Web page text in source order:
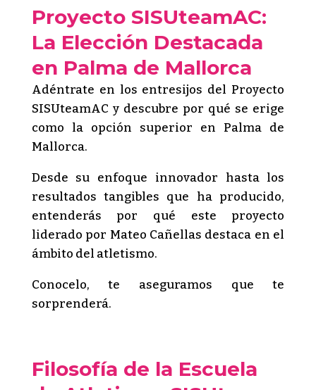
Proyecto SISUteamAC:
La Elección Destacada
en Palma de Mallorca
Adéntrate en los entresijos del Proyecto
SISUteamAC y descubre por qué se erige
como la opción superior en Palma de
Mallorca.
Desde su enfoque innovador hasta los
resultados tangibles que ha producido,
entenderás por qué este proyecto
liderado por Mateo Cañellas destaca en el
ámbito del atletismo.
Conocelo, te aseguramos que te
sorprenderá.
Filosofía de la Escuela